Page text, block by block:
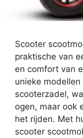
Scooter
praktische van
en comfort van
unieke
scooterzadel,
ogen, maar ook
het rijden. Met
scooter